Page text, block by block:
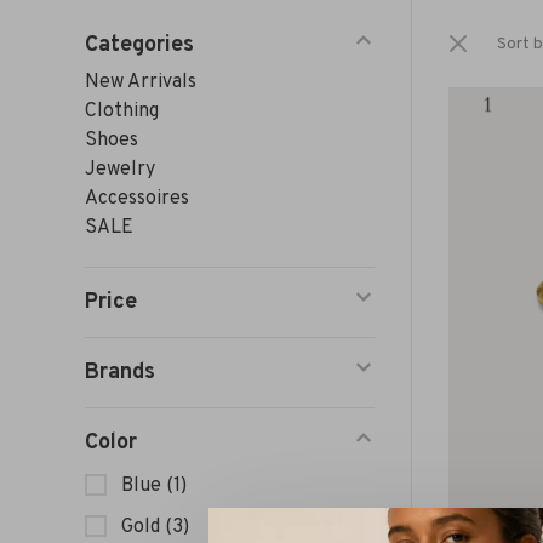
Categories
New Arrivals
Clothing
Shoes
Jewelry
Accessoires
SALE
Price
Brands
Color
Blue (1)
Gold (3)
Sort